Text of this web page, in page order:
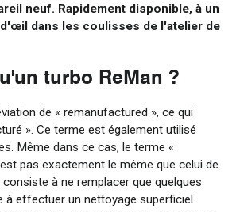
neuf. Rapidement disponible, à un
dans les coulisses de l'atelier de
turbo ReMan ?
de « remanufactured », ce qui
». Ce terme est également utilisé
Même dans ce cas, le terme «
pas exactement le même que celui de
consiste à ne remplacer que quelques
à effectuer un nettoyage superficiel.